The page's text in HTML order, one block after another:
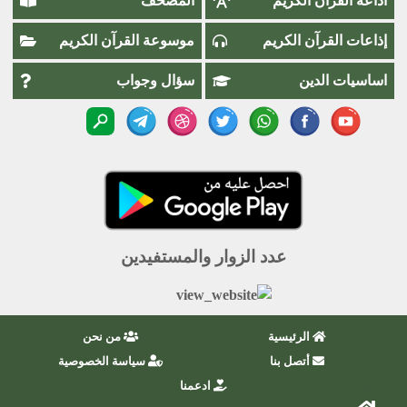
إذاعات القرآن الكريم موسوعة القرآن الكريم
اساسيات الدين سؤال وجواب
عدد الزوار والمستفيدين
الرئيسية
من نحن
أتصل بنا
سياسة الخصوصية
ادعمنا